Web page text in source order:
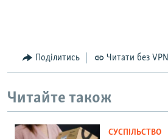
Поділитись Читати без VPN
Читайте також
СУСПІЛЬСТВО